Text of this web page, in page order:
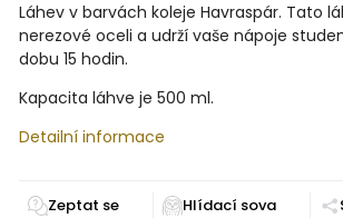
Láhev v barvách koleje Havraspár. Tato
nerezové oceli a udrží vaše nápoje
dobu 15 hodin.
Kapacita láhve je 500 ml.
Detailní informace
Zeptat se